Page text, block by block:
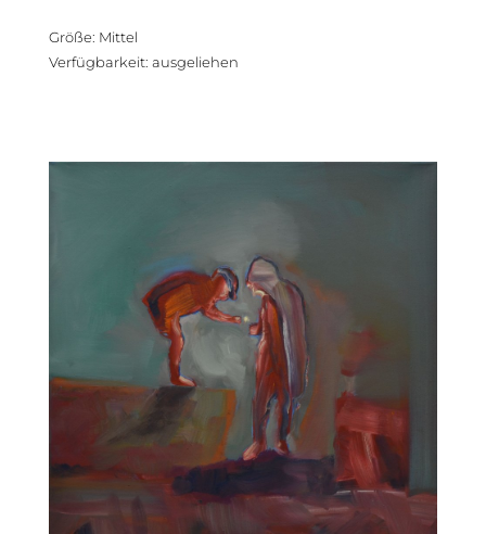
Größe: Mittel
Verfügbarkeit: ausgeliehen